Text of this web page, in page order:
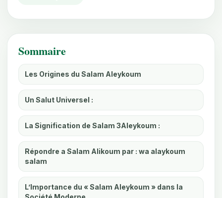
Sommaire
Les Origines du Salam Aleykoum
Un Salut Universel :
La Signification de Salam 3Aleykoum :
Répondre a Salam Alikoum par : wa alaykoum
salam
L’Importance du « Salam Aleykoum » dans la